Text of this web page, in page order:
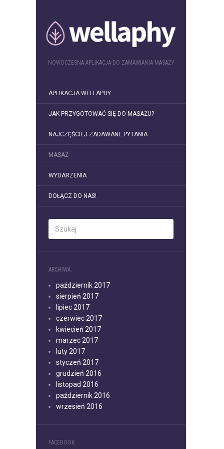
NOWOCZESNA APLIKACJA DO ZAMAWIANIA MASAŻY
APLIKACJA WELLAPHY
JAK PRZYGOTOWAĆ SIĘ DO MASAŻU?
NAJCZĘŚCIEJ ZADAWANE PYTANIA
MASAŻ
WYDARZENIA
DOŁĄCZ DO NAS!
ARCHIWA
październik 2017
sierpień 2017
lipiec 2017
czerwiec 2017
kwiecień 2017
marzec 2017
luty 2017
styczeń 2017
grudzień 2016
listopad 2016
październik 2016
wrzesień 2016
FACEBOOK